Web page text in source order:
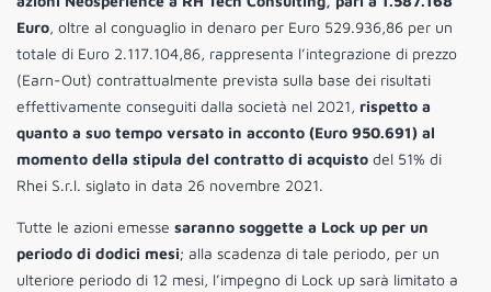
Euro, oltre al conguaglio in denaro per Euro 529.936,86 per un
totale di Euro 2.117.104,86, rappresenta l’integrazione di prezzo
(Earn-Out) contrattualmente prevista sulla base dei risultati
effettivamente conseguiti dalla società nel 2021, rispetto a
quanto a suo tempo versato in acconto (Euro 950.691) al
momento della stipula del contratto di acquisto del 51% di
Rhei S.r.l. siglato in data 26 novembre 2021.
Tutte le azioni emesse saranno soggette a Lock up per un
periodo di dodici mesi; alla scadenza di tale periodo, per un
ulteriore periodo di 12 mesi, l’impegno di Lock up sarà limitato a